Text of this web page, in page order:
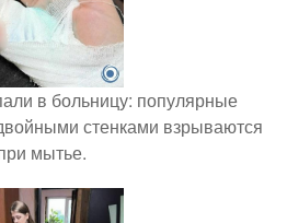
в больницу: популярные
стенками взрываются
мытье.